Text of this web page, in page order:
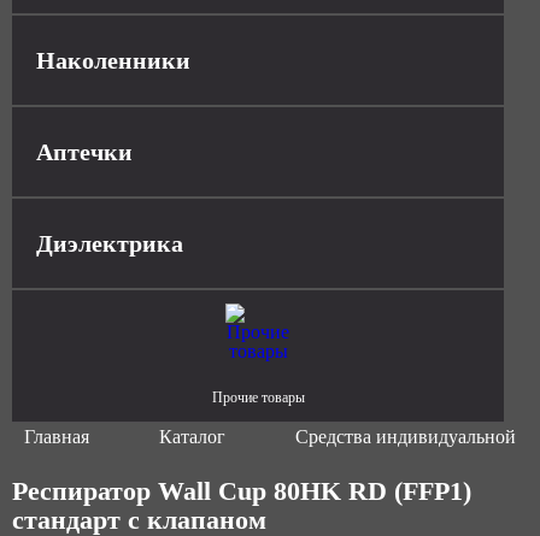
Наколенники
Аптечки
Диэлектрика
Прочие товары
Главная Каталог Средства индивидуальной
Респиратор Wall Cup 80HK RD (FFP1)
стандарт с клапаном